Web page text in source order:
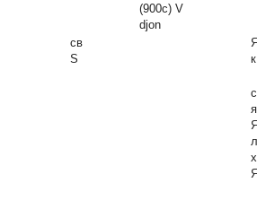
(900с) V
djon
св
S
к
я